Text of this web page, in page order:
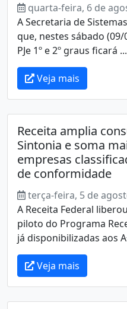
quarta-feira, 6 de
A Secretaria de
que, nestes sábado
PJe 1º e 2º graus ficará ...
Veja mais
Receita amplia
Sintonia e soma
empresas
de conformidade
terça-feira, 5 de
A Receita Federal
piloto do Programa
já disponibilizadas aos
Veja mais